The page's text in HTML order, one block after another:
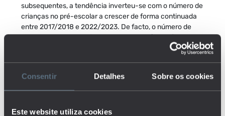
Consentir Detalhes Sobre os cookies
Este website utiliza cookies
subsequentes, a tendência inverteu-se com o número de
crianças no pré-escolar a crescer de forma continuada
entre 2017/2018 e 2022/2023. De facto, o número de
alunos inscritos no pré-escolar em 2022/2023 foi
semelhante ao registado 9 anos antes, em 2013/2014, e
A entrada precoce no sistema educativo,
preparação para o 1.º ciclo do ensino básico, o primeiro